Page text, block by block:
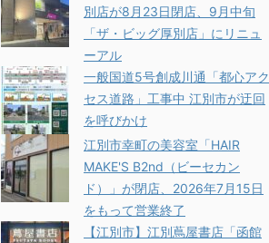
別店が8月23日閉店、9月中旬
「ザ・ビッグ厚別店」にリニュ
ーアル
一般国道5号創成川通「都心アク
セス道路」工事中 江別市が迂回
を呼びかけ
江別市幸町の美容室「HAIR
MAKE'S B2nd（ビーセカン
ド）」が閉店、2026年7月15日
をもって営業終了
【江別市】江別蔦屋書店「函館